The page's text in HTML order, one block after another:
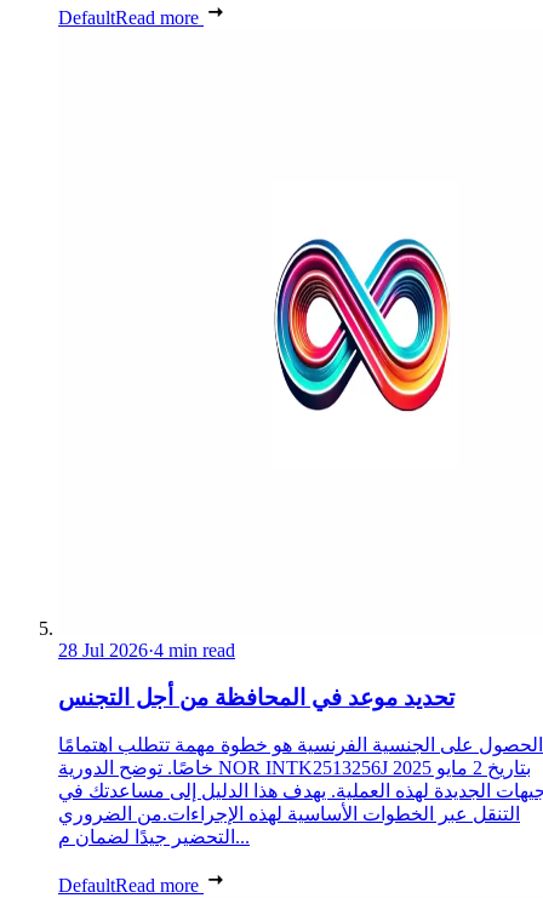
DefaultRead more
28 Jul 2026·4 min read
تحديد موعد في المحافظة من أجل التجنس
الحصول على الجنسية الفرنسية هو خطوة مهمة تتطلب اهتمامًا
خاصًا. توضح الدورية NOR INTK2513256J بتاريخ 2 مايو 2025
الجديدة لهذه العملية. يهدف هذا الدليل إلى مساعدتك في
التنقل عبر الخطوات الأساسية لهذه الإجراءات.من الضروري
التحضير جيدًا لضمان م...
DefaultRead more